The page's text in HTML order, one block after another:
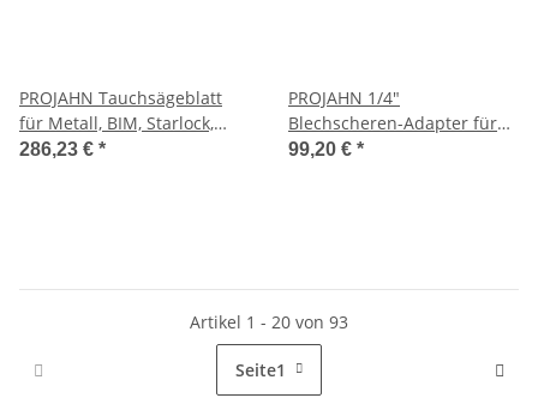
PROJAHN Tauchsägeblatt
für Metall, BIM, Starlock,
32mm x 50mm, 20 VE
286,23 € *
PROJAHN 1/4"
Blechscheren-Adapter für
Bohrmaschinen und
99,20 € *
Artikel 1 - 20 von 93
Seite1